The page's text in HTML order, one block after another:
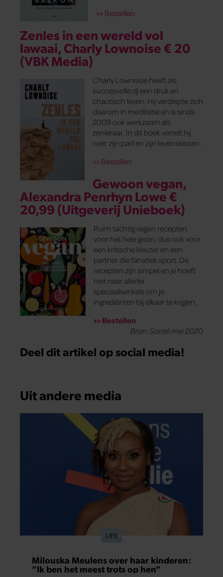
>> Bestellen
Zenles in een wereld vol
lawaai, Charly Lownoise € 20
(VBK Media)
Charly Lownoise heeft als
succesvolle dj een druk en
chaotisch leven. Hij verdiepte zich
daarom in meditatie en is sinds
2009 ook werkzaam als
zenleraar. In dit boek vertelt hij
over zijn pad en zijn levenslessen.
>> Bestellen
Gewoon vegan,
Alexandra Penrhyn Lowe €
20,99 (Uitgeverij Unieboek)
Ruim tachtig vegan recepten
voor het hele gezin, dus ook voor
een kritische kleuter en een
partner die fanatiek sport. De
recepten zijn simpel en je hoeft
niet naar allerlei
speciaalwinkels om je
ingrediënten bij elkaar te krijgen.
>> Bestellen
Bron: Santé mei 2020
Deel dit artikel op social media!
Uit andere media
LIFE
Milouska Meulens over haar kinderen:
“Ik ben het meest trots op hen”